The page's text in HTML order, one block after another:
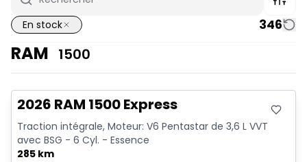
En stock 346
RAM 1500
En stock
2026 RAM 1500 Express
Traction intégrale, Moteur: V6 Pentastar de 3,6 L VVT
avec BSG - 6 Cyl. - Essence
285 km